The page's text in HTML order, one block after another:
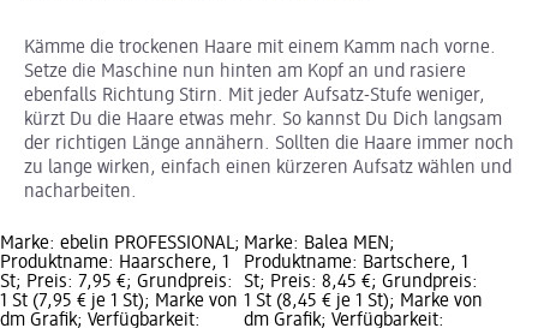
Kämme die trockenen Haare mit einem Kamm nach vorne.
Setze die Maschine nun hinten am Kopf an und rasiere
ebenfalls Richtung Stirn. Mit jeder Aufsatz-Stufe weniger,
kürzt Du die Haare etwas mehr. So kannst Du Dich langsam
der richtigen Länge annähern. Sollten die Haare immer noch
zu lange wirken, einfach einen kürzeren Aufsatz wählen und
nacharbeiten.
Marke: ebelin PROFESSIONAL;
Produktname: Haarschere, 1
St; Preis: 7,95 €; Grundpreis:
1 St (7,95 € je 1 St); Marke von
dm Grafik; Verfügbarkeit:
Marke: Balea MEN;
Produktname: Bartschere, 1
St; Preis: 8,45 €; Grundpreis:
1 St (8,45 € je 1 St); Marke von
dm Grafik; Verfügbarkeit: